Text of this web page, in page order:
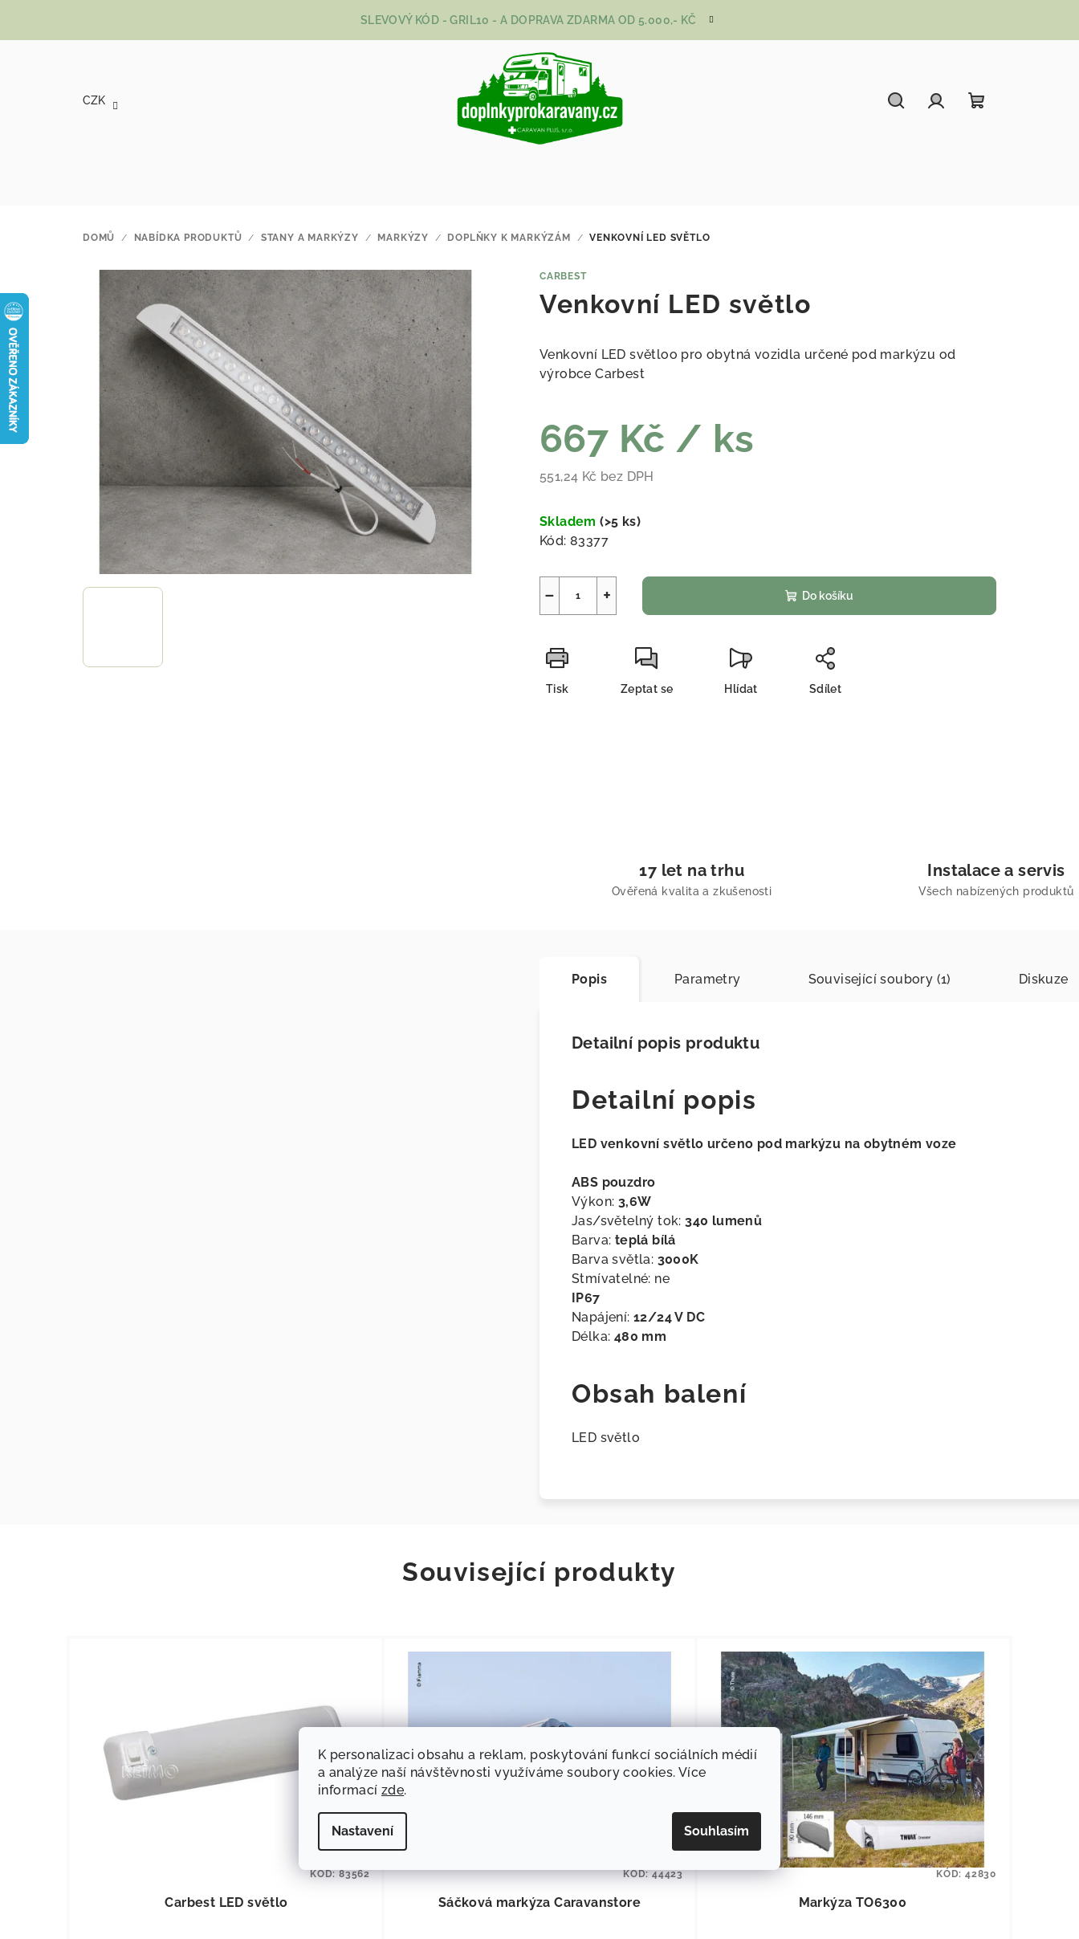
K personalizaci obsahu a reklam, poskytování funkcí sociálních médií
a analýze naší návštěvnosti využíváme soubory cookies. Více
informacízde.
Nastavení Souhlasím
SLEVOVÝ KÓD - GRIL10 - A DOPRAVA ZDARMA OD 5.000,- KČ
CZK
DOMŮ / NABÍDKA PRODUKTŮ / STANY A MARKÝZY / MARKÝZY / DOPLŇKY K MARKÝZÁM / VENKOVNÍ LED SVĚTLO
CARBEST
Venkovní LED světlo
Venkovní LED světloo pro obytná vozidla určené pod markýzu od
výrobce Carbest
667 Kč / ks
551,24 Kč bez DPH
Skladem(>5 ks)
Kód: 83377
+
− Do košíku
Tisk Zeptat se Hlídat Sdílet
17 let na trhu
Ověřená kvalita a zkušenosti
Instalace a servis
Všech nabízených produktů
Popis Parametry Související soubory (1) Diskuze
Detailní popis produktu
Detailní popis
LED venkovní světlo určeno pod markýzu na obytném voze
ABS pouzdro
Výkon: 3,6W
Jas/světelný tok:340 lumenů
Barva: teplá bílá
Barva světla: 3000K
Stmívatelné: ne
IP67
Napájení: 12/24 V DC
Délka: 480 mm
Obsah balení
LED světlo
Související produkty
Carbest LED světlo
KÓD: 83562
Sáčková markýza Caravanstore
KÓD: 44423
Markýza TO6300
KÓD: 42830